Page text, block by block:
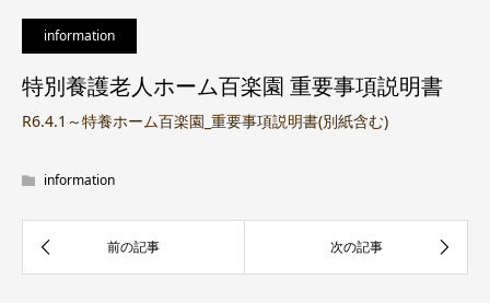
information
特別養護老人ホーム百楽園 重要事項説明書
R6.4.1～特養ホーム百楽園_重要事項説明書(別紙含む)
information